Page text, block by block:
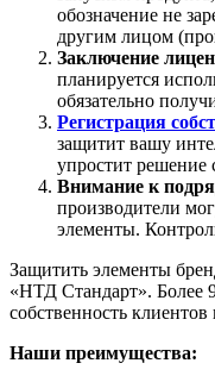
обозначение не
другим лицом
Заключение
планируется
обязательно
Регистрация
защитит вашу
упростит решение
Внимание к
производители
элементы.
Защитить элементы
«НТД Стандарт». Более
собственность
Наши преимущества: